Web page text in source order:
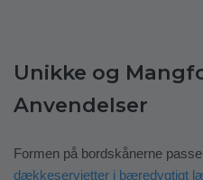
Unikke og
Anvendelser
Formen på bordskånerne
dækkeservietter i bæredygtigt